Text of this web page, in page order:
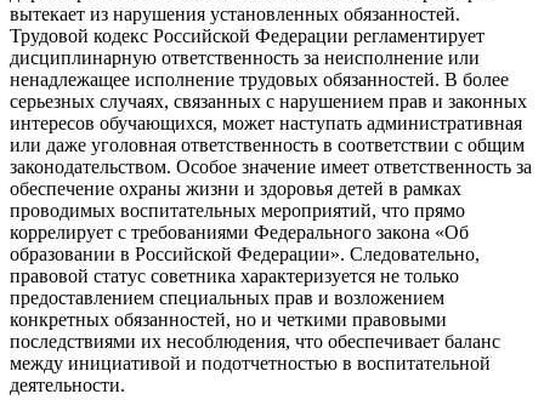
вытекает из нарушения установленных обязанностей.
Трудовой кодекс Российской Федерации регламентирует
дисциплинарную ответственность за неисполнение или
ненадлежащее исполнение трудовых обязанностей. В более
серьезных случаях, связанных с нарушением прав и законных
интересов обучающихся, может наступать административная
или даже уголовная ответственность в соответствии с общим
законодательством. Особое значение имеет ответственность за
обеспечение охраны жизни и здоровья детей в рамках
проводимых воспитательных мероприятий, что прямо
коррелирует с требованиями Федерального закона «Об
образовании в Российской Федерации». Следовательно,
правовой статус советника характеризуется не только
предоставлением специальных прав и возложением
конкретных обязанностей, но и четкими правовыми
последствиями их несоблюдения, что обеспечивает баланс
между инициативой и подотчетностью в воспитательной
деятельности.